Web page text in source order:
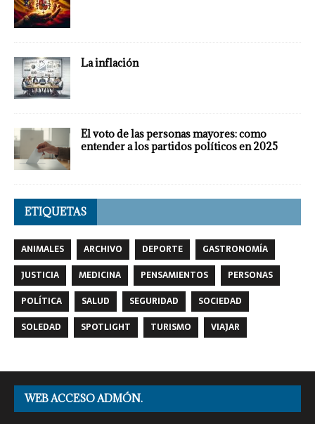
La inflación
El voto de las personas mayores: como
entender a los partidos políticos en 2025
ETIQUETAS
ANIMALES ARCHIVO DEPORTE
GASTRONOMÍA
JUSTICIA
MEDICINA PENSAMIENTOS
PERSONAS
POLÍTICA
SALUD SEGURIDAD
SOCIEDAD
SOLEDAD
SPOTLIGHT TURISMO VIAJAR
WEB ACCESO ADMÓN.